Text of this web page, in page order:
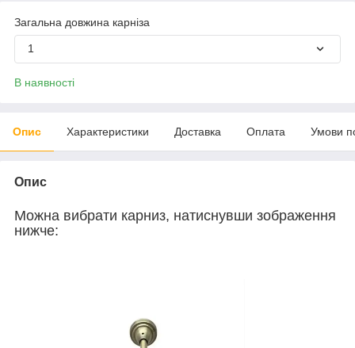
Загальна довжина карніза
1
В наявності
Опис Характеристики Доставка Оплата Умови
Опис
Можна вибрати карниз, натиснувши зображення
нижче: